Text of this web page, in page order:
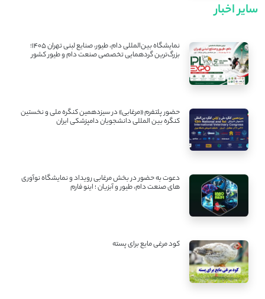
سایر اخبار
نمایشگاه بین‌المللی دام، طیور، صنایع لبنی تهران ۱۴۰۵؛
بزرگ‌ترین گردهمایی تخصصی صنعت دام و طیور کشور
حضور پلتفرم «مرغابی» در سیزدهمین کنگره ملی و نخستین
کنگره بین ‌المللی دانشجویان دامپزشکی ایران
دعوت به حضور در بخش مرغابی رویداد و نمایشگاه نوآوری
های صنعت دام، طیور و آبزیان ؛ اینو فارم
کود مرغی مایع برای پسته